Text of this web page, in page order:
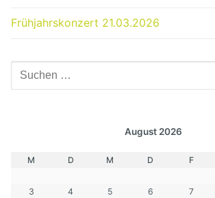
Frühjahrskonzert 21.03.2026
Suchen
nach:
August 2026
M D M D F
3
4 5 6 7